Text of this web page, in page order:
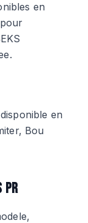
en
en
Bou
PR